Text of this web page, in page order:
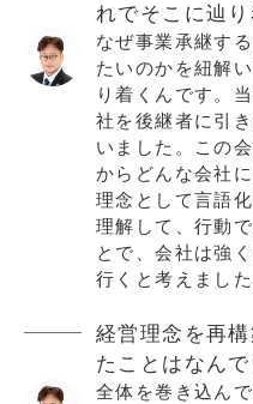
れでそこに辿り
なぜ事業承継す
たいのかを紐解
り着くんです。
社を後継者に引
いました。この
からどんな会社
理念として言語
理解して、行動
とで、会社は強
行くと考えました
経営理念を再
たことはなんで
全体を巻き込ん